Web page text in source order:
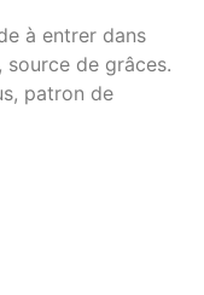
à entrer dans
source de grâces.
patron de